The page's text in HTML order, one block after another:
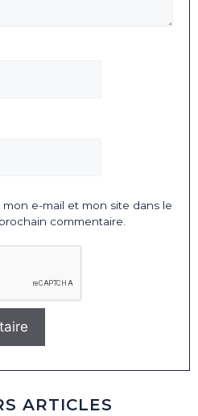
e-mail et mon site dans le
commentaire.
ARTICLES